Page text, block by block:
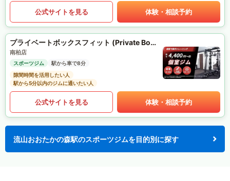
公式サイトを見る 体験・相談予約
プライベートボックスフィット (Private Box Fit)
南柏店
スポーツジム
駅から車で8分
隙間時間を活用したい人
駅から5分以内のジムに通いたい人
公式サイトを見る 体験・相談予約
流山おおたかの森駅のスポーツジムを目的別に探す